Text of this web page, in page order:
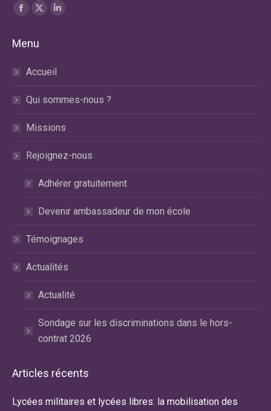
Trouvez nous sur :
La
Facebook
dans
une
fenêtre
La
X
dans
une
fenêtre
La
fenêtre
Menu
Accueil
Qui sommes-nous ?
Missions
Rejoignez-nous
Adhérer gratuitement
Devenir ambassadeur de mon école
Témoignages
Actualités
Actualité
Sondage sur les discriminations dans le hors-
contrat 2026
Articles récents
Lycées militaires et lycées libres: la mobilisation des